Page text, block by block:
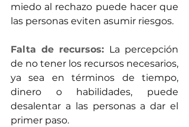
miedo al rechazo puede hacer que
las personas eviten asumir riesgos.
Falta de recursos: La percepción
de no tener los recursos necesarios,
ya sea en términos de tiempo,
dinero o habilidades, puede
desalentar a las personas a dar el
primer paso.